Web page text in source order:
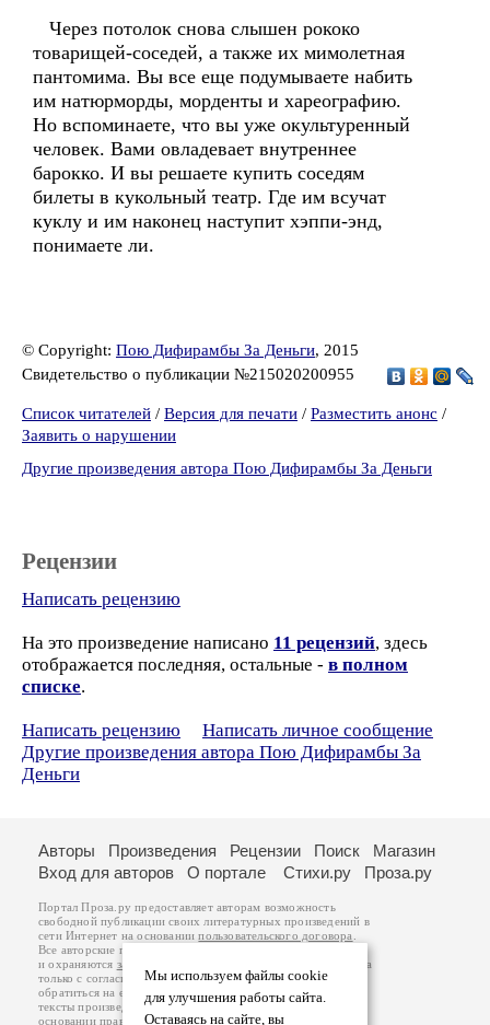
Через потолок снова слышен рококо
товарищей-соседей, а также их мимолетная
пантомима. Вы все еще подумываете набить
им натюрморды, морденты и хареографию.
Но вспоминаете, что вы уже окультуренный
человек. Вами овладевает внутреннее
барокко. И вы решаете купить соседям
билеты в кукольный театр. Где им всучат
куклу и им наконец наступит хэппи-энд,
понимаете ли.
© Copyright: Пою Дифирамбы За Деньги, 2015
Свидетельство о публикации №215020200955
Список читателей / Версия для печати / Разместить анонс /
Заявить о нарушении
Другие произведения автора Пою Дифирамбы За Деньги
Рецензии
Написать рецензию
На это произведение написано 11 рецензий, здесь
отображается последняя, остальные - в полном
списке.
Написать рецензию
Написать личное сообщение
Другие произведения автора Пою Дифирамбы За
Деньги
Мы используем файлы cookie
для улучшения работы сайта.
Оставаясь на сайте, вы
Авторы Произведения Рецензии Поиск
Магазин
Вход для авторов
О портале Стихи.ру Проза.ру
Портал Проза.ру предоставляет авторам возможность
свободной публикации своих литературных произведений в
сети Интернет на основаниипользовательского договора
Все авторские права на произведения принадлежат авторам
и охраняются законом
. Перепечатка произведений возможна
только с согласия его автора, к которому вы можете
обратиться на его авторской странице. Ответственность за
тексты произведений авторы несут самостоятельно на
основанииправил публикацииизаконодательства